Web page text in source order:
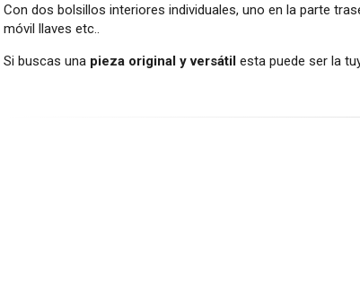
Con dos bolsillos interiores individuales, uno en la parte
móvil llaves etc..
Si buscas una pieza original y versátilesta puede ser la